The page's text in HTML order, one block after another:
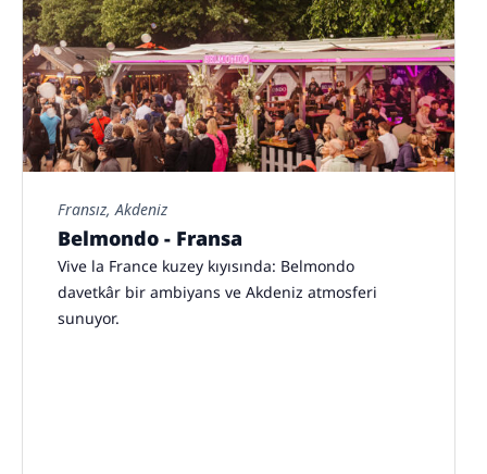
Fransız, Akdeniz
Belmondo - Fransa
Vive la France kuzey kıyısında: Belmondo
davetkâr bir ambiyans ve Akdeniz atmosferi
sunuyor.